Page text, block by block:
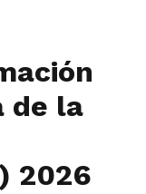
de la
2026